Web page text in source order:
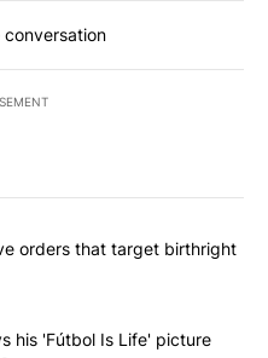
commented articles in the last
executive orders that
orders that target birthright
says his 'Fútbol Is
his 'Fútbol Is Life' picture